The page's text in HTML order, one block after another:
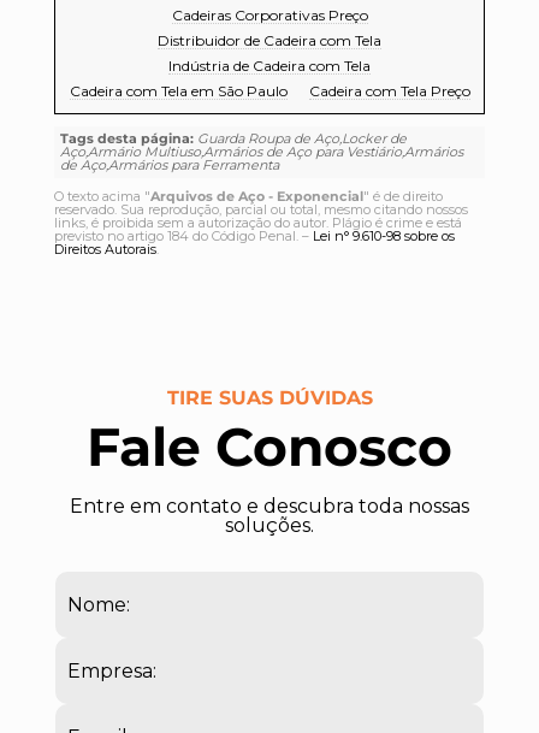
Cadeiras Corporativas Preço
Distribuidor de Cadeira com Tela
Indústria de Cadeira com Tela
Cadeira com Tela em São Paulo
Cadeira com Tela Preço
Tags desta página: Guarda Roupa de Aço,Locker de
Aço,Armário Multiuso,Armários de Aço para Vestiário,Armários
de Aço,Armários para Ferramenta
O texto acima "Arquivos de Aço - Exponencial" é de direito
reservado. Sua reprodução, parcial ou total, mesmo citando nossos
links, é proibida sem a autorização do autor. Plágio é crime e está
previsto no artigo 184 do Código Penal. – Lei n° 9.610-98 sobre os
Direitos Autorais.
TIRE SUAS DÚVIDAS
Fale Conosco
Entre em contato e descubra toda nossas
soluções.
Nome:
Empresa: